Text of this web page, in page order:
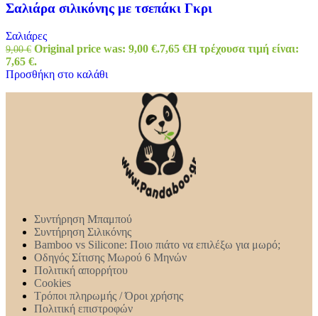
Σαλιάρα σιλικόνης με τσεπάκι Γκρι
Σαλιάρες
9,00€ Original price was: 9,00 €.7,65 €Η τρέχουσα τιμή είναι:
7,65 €.
Προσθήκη στο καλάθι
Συντήρηση Mπαμπού
Συντήρηση Σιλικόνης
Bamboo vs Silicone: Ποιο πιάτο να επιλέξω για μωρό;
Οδηγός Σίτισης Μωρού 6 Μηνών
Πολιτική απορρήτου
Cookies
Τρόποι πληρωμής / Όροι χρήσης
Πολιτική επιστροφών